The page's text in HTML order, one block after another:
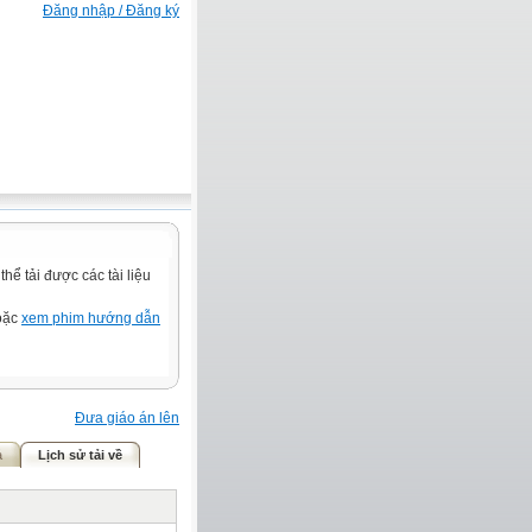
Đăng nhập / Đăng ký
tải được các tài liệu
xem phim hướng dẫn
Đưa giáo án lên
Lịch sử tải về